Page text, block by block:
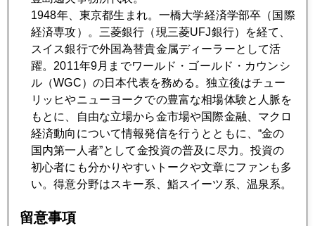
プラチナ・パラジウムは同じ値段になる！？を語った記録
2014年05月29日
金急落
2014年05月27日
バークレイズ金価格操作問題の真相
2014年05月26日
1948年、東京都生まれ。一橋大学経済学部卒（国際
経済専攻）。三菱銀行（現三菱UFJ銀行）を経て、
スイス銀行で外国為替貴金属ディーラーとして活
躍。2011年9月までワールド・ゴールド・カウンシ
ル（WGC）の日本代表を務める。独立後はチュー
リッヒやニューヨークでの豊富な相場体験と人脈を
もとに、自由な立場から金市場や国際金融、マクロ
経済動向について情報発信を行うとともに、“金の
国内第一人者”として金投資の普及に尽力。投資の
初心者にも分かりやすいトークや文章にファンも多
い。得意分野はスキー系、鮨スイーツ系、温泉系。
留意事項